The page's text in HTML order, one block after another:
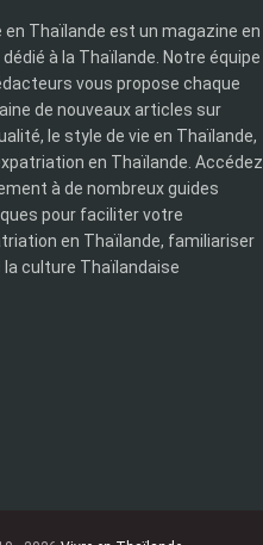
en Thaïlande est un magazine en
dédié à la Thaïlande. Notre équipe
vous propose chaque
de nouveaux articles sur
le style de vie en Thaïlande,
en Thaïlande. Accédez
à de nombreux guides
pour faciliter votre
en Thaïlande, familiariser
la culture Thaïlandaise